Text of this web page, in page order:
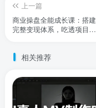
上一篇
商业操盘全能成长课：搭建
完整变现体系，吃透项目逻
相关推荐